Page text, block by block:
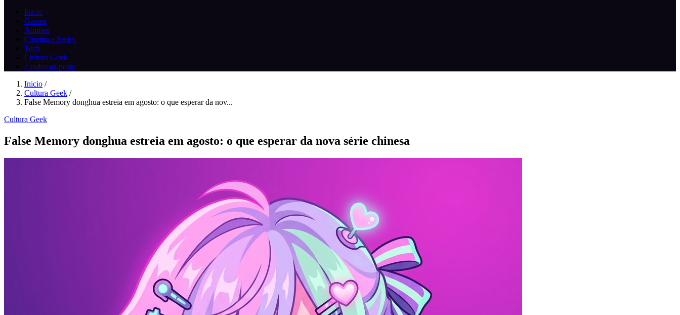
Inicio
Games
Animes
Cinema e Series
Tech
Cultura Geek
// todos os posts
Inicio /
Cultura Geek /
False Memory donghua estreia em agosto: o que esperar da nov...
Cultura Geek
False Memory donghua estreia em agosto: o que esperar da nova série chinesa